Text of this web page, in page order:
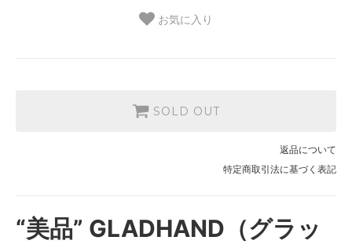
お気に入り
SOLD OUT
返品について
特定商取引法に基づく表記
“美品” GLADHAND（グラッ